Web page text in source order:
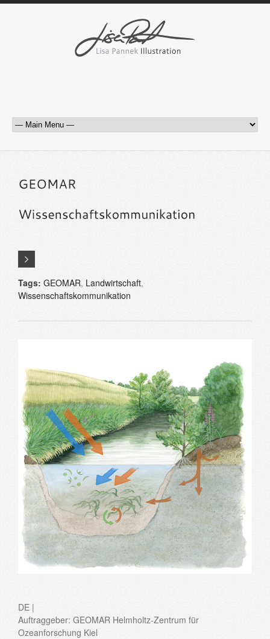
Tags: GEOMAR, Landwirtschaft,
Wissenschaftskommunikation
DE |
Auftraggeber: GEOMAR Helmholtz-Zentrum für
Ozeanforschung Kiel